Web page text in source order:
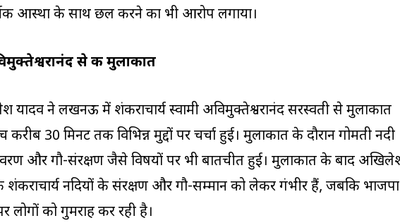
आस्था के साथ छल करने का भी आरोप लगाया।
से की मुलाकात
यादव ने लखनऊ में शंकराचार्य स्वामी अविमुक्तेश्वरानंद सरस्वती से मुलाकात
करीब 30 मिनट तक विभिन्न मुद्दों पर चर्चा हुई। मुलाकात के दौरान गोमती नदी
और गौ-संरक्षण जैसे विषयों पर भी बातचीत हुई। मुलाकात के बाद
शंकराचार्य नदियों के संरक्षण और गौ-सम्मान को लेकर गंभीर हैं, जबकि भाजपा
लोगों को गुमराह कर रही है।